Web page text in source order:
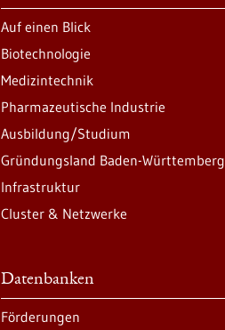
Auf einen Blick
Biotechnologie
Medizintechnik
Pharmazeutische Industrie
Ausbildung/Studium
Gründungsland Baden-Württemberg
Infrastruktur
Cluster & Netzwerke
Datenbanken
Förderungen